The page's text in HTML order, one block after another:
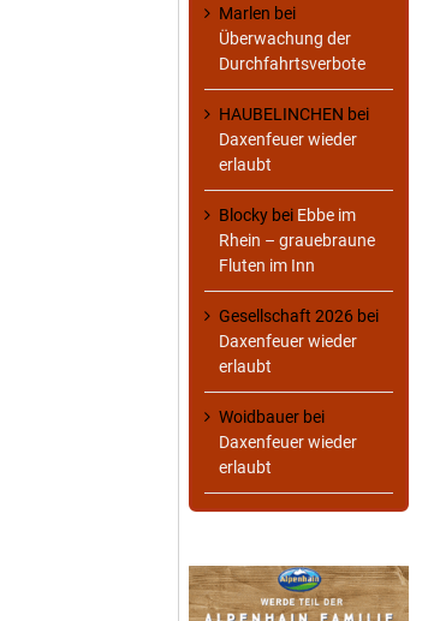
Marlen bei
Überwachung der
Durchfahrtsverbote
HAUBELINCHEN bei
Daxenfeuer wieder
erlaubt
Blocky bei Ebbe im
Rhein – grauebraune
Fluten im Inn
Gesellschaft 2026 bei
Daxenfeuer wieder
erlaubt
Woidbauer bei
Daxenfeuer wieder
erlaubt